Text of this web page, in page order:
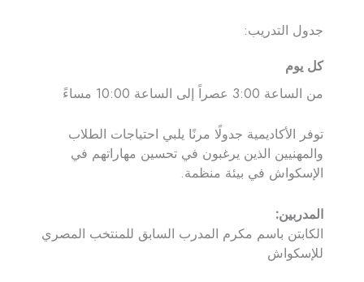
جدول التدريب:
كل يوم
من الساعة 3:00 عصراً إلى الساعة 10:00 مساءً
توفر الأكاديمية جدولًا مرنًا يلبي احتياجات الطلاب
والمهنيين الذين يرغبون في تحسين مهاراتهم في
الإسكواش في بيئة منظمة.
المدربين:
الكابتن باسم مكرم المدرب السابق للمنتخب المصري
للإسكواش